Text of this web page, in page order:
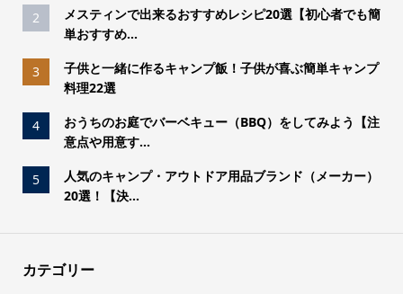
2
メスティンで出来るおすすめレシピ20選【初心者でも簡
単おすすめ...
3
子供と一緒に作るキャンプ飯！子供が喜ぶ簡単キャンプ
料理22選
4
おうちのお庭でバーベキュー（BBQ）をしてみよう【注
意点や用意す...
5
人気のキャンプ・アウトドア用品ブランド（メーカー）
20選！【決...
カテゴリー